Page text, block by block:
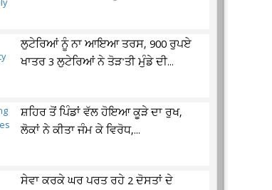
ਲੁਟੇਰਿਆਂ ਨੂੰ ਨਾ ਆਇਆ ਤਰਸ, 900 ਰੁਪਏ
ਖਾਤਰ 3 ਲੁਟੇਰਿਆਂ ਨੇ ਤੋੜ'ਤੀ ਮੁੰਡੇ ਦੀ...
ਸ਼ਹਿਰ ਤੋਂ ਪਿੰਡਾਂ ਵੱਲ ਹੋਇਆ ਕੂੜੇ ਦਾ ਰੁਖ,
ਲੋਕਾਂ ਨੇ ਕੀਤਾ ਜੰਮ ਕੇ ਵਿਰੋਧ,...
ਸੇਵਾ ਕਰਕੇ ਘਰ ਪਰਤ ਰਹੇ 2 ਦੋਸਤਾਂ ਦੇ